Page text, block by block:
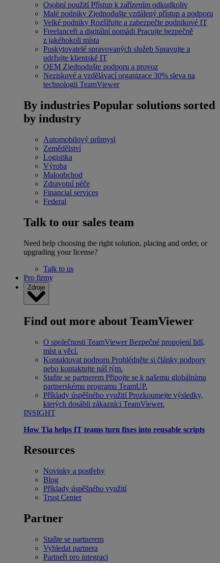
Osobní použití Přístup k zařízením odkudkoliv
Malé podniky Zjednodušte vzdálený přístup a podporu
Velké podniky Rozšiřujte a zabezpečte podnikové IT
Freelanceři a digitální nomádi Pracujte bezpečně
z jakéhokoli místa
Poskytovatelé spravovaných služeb Spravujte a
udržujte klientské IT
OEM Zjednodušte podporu a provoz
Neziskové a vzdělávací organizace 30% sleva na
technologii TeamViewer
By industries Popular solutions sorted
by industry
Automobilový průmysl
Zemědělství
Logistika
Výroba
Maloobchod
Zdravotní péče
Financial services
Federal
Talk to our sales team
Need help choosing the right solution, placing and order, or
upgrading your license?
Talk to us
Pro firmy
Zdroje
Find out more about TeamViewer
O společnosti TeamViewer Bezpečné propojení lidí,
míst a věcí.
Kontaktovat podporu Prohlédněte si články podpory
nebo kontaktujte náš tým.
Staňte se partnerem Připojte se k našemu globálnímu
partnerskému programu TeamUP.
Příklady úspěšného využití Prozkoumejte výsledky,
kterých dosáhli zákazníci TeamViewer.
INSIGHT
How Tia helps IT teams turn fixes into reusable scripts
Resources
Novinky a postřehy
Blog
Příklady úspěšného využití
Trust Center
Partner
Staňte se partnerem
Vyhledat partnera
Partneři pro integraci